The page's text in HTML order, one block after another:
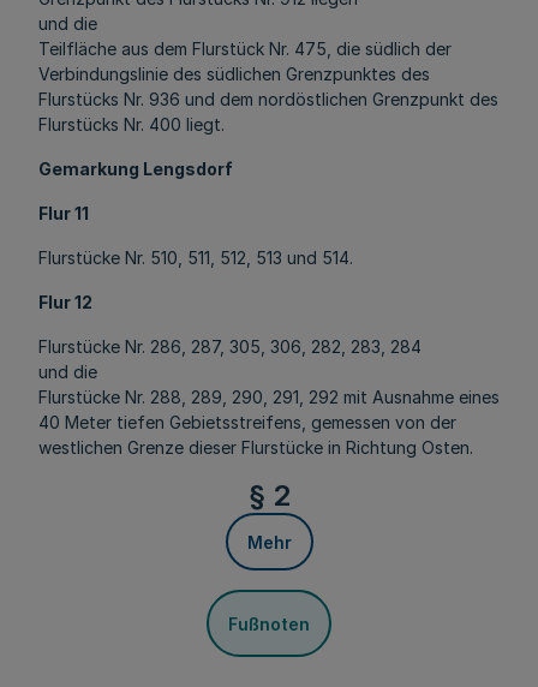
und die
Teilfläche aus dem Flurstück Nr. 475, die südlich der
Verbindungslinie des südlichen Grenzpunktes des
Flurstücks Nr. 936 und dem nordöstlichen Grenzpunkt des
Flurstücks Nr. 400 liegt.
Gemarkung Lengsdorf
Flur 11
Flurstücke Nr. 510, 511, 512, 513 und 514.
Flur 12
Flurstücke Nr. 286, 287, 305, 306, 282, 283, 284
und die
Flurstücke Nr. 288, 289, 290, 291, 292 mit Ausnahme eines
40 Meter tiefen Gebietsstreifens, gemessen von der
westlichen Grenze dieser Flurstücke in Richtung Osten.
§ 2
Mehr
Fußnoten